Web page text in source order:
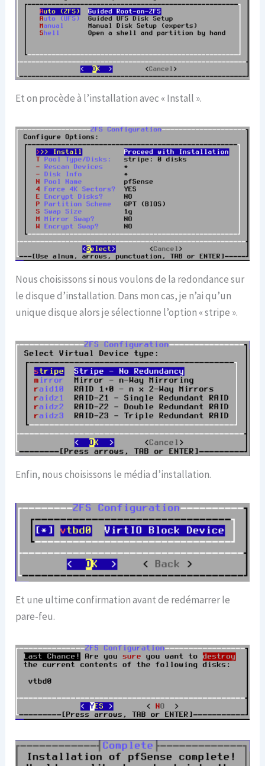
Et on procède à l’installation avec « Install ».
Nous choisissons si nous voulons de la redondance sur
le disque d’installation. Dans mon cas, je n’ai qu’un
unique disque alors je sélectionne l’option « stripe ».
Enfin, nous choisissons le média d’installation.
Et une ultime confirmation avant de redémarrer le
pare-feu.